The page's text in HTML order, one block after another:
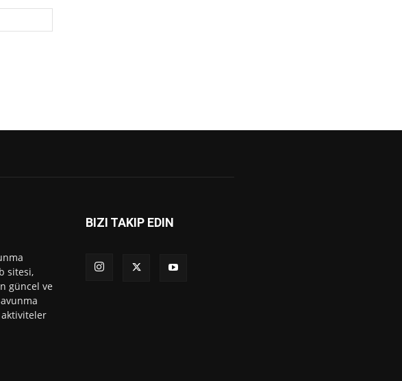
sitesi,
güncel ve
BIZI TAKIP EDIN